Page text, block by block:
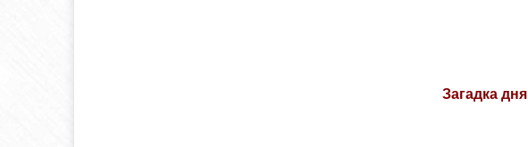
Загадка дня